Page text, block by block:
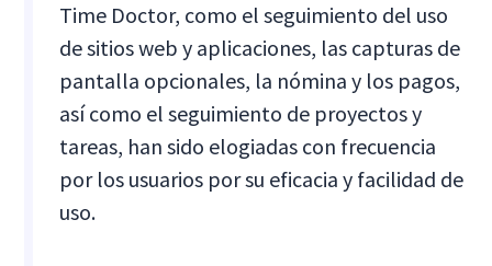
Time Doctor, como el seguimiento del uso
de sitios web y aplicaciones, las capturas de
pantalla opcionales, la nómina y los pagos,
así como el seguimiento de proyectos y
tareas, han sido elogiadas con frecuencia
por los usuarios por su eficacia y facilidad de
uso.